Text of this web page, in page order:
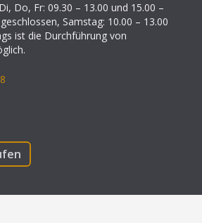
Do, Fr: 09.30 – 13.00 und 15.00 –
Samstag: 10.00 – 13.00
ist die Durchführung von